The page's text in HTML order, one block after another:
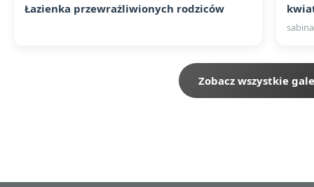
Łazienka przewrażliwionych rodziców
sabina
Zobacz wszystkie